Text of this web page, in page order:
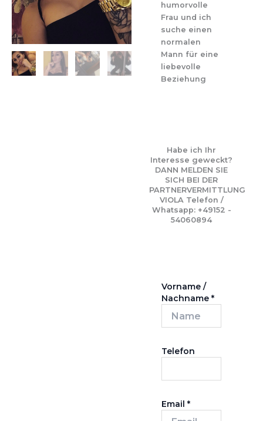
humorvolle
Frau und ich
suche einen
normalen
Mann für eine
liebevolle
Beziehung
Habe ich Ihr
Interesse geweckt?
DANN MELDEN SIE
SICH BEI DER
PARTNERVERMITTLUNG
VIOLA Telefon /
Whatsapp: +49152 -
54060894
Vorname /
Nachname *
Telefon
Email *